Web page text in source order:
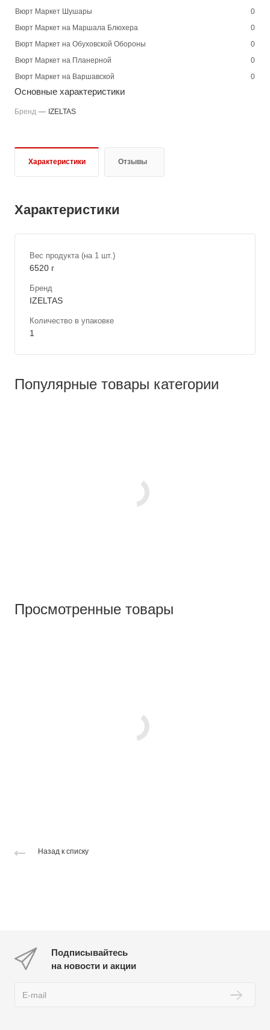
Вюрт Маркет Шушары
0
Вюрт Маркет на Маршала Блюхера
0
Вюрт Маркет на Обуховской Обороны
0
Вюрт Маркет на Планерной
0
Вюрт Маркет на Варшавской
0
Основные характеристики
Бренд — IZELTAS
Характеристики Отзывы
Характеристики
Вес продукта (на 1 шт.)
6520 г
Бренд
IZELTAS
Количество в упаковке
1
Популярные товары категории
Просмотренные товары
Назад к списку
Подписывайтесь
на новости и акции